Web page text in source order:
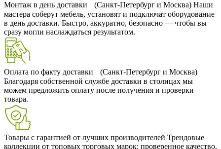
Монтаж в день доставки (Санкт-Петербург и Москва) Наши
мастера соберут мебель, установят и подключат оборудование
в день доставки. Быстро, аккуратно, безопасно — чтобы вы
сразу могли наслаждаться результатом.
Оплата по факту доставки (Санкт-Петербург и Москва)
Благодаря собственной службе доставки в столицах мы
можем предложить оплату после получения и проверки
товара.
Товары с гарантией от лучших производителей Трендовые
коллекции от топовых торговых марок: проверенное качество,